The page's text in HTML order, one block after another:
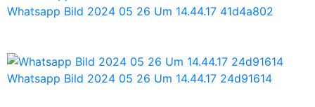
Whatsapp Bild 2024 05 26 Um 14.44.17 41d4a802
Whatsapp Bild 2024 05 26 Um 14.44.17 24d91614